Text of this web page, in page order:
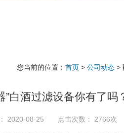
您当前的位置： 首页 > 公司动态 >
”白酒过滤设备你有了吗
2020-08-25 点击次数： 2766次